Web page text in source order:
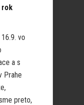
rok
vo
a s
Prahe
preto,